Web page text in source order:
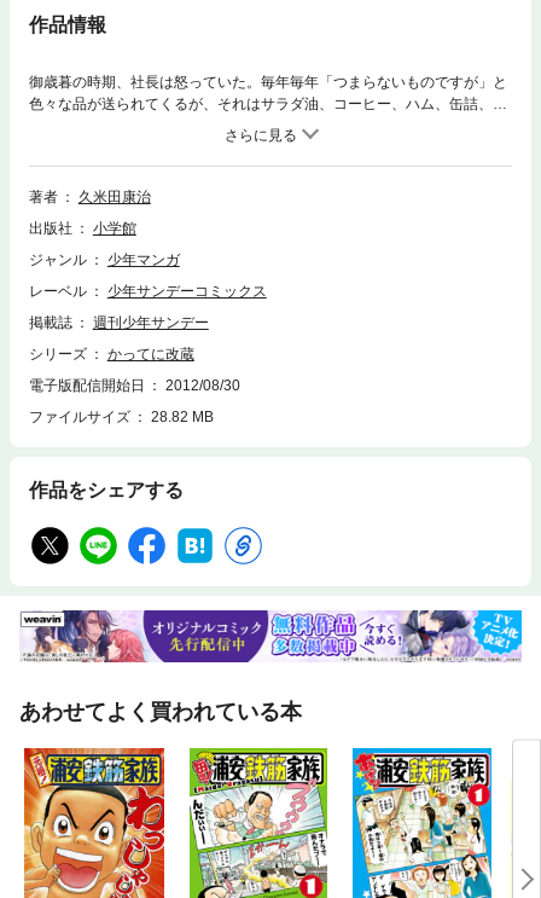
作品情報
御歳暮の時期、社長は怒っていた。毎年毎年「つまらないものですが」と
色々な品が送られてくるが、それはサラダ油、コーヒー、ハム、缶詰、ビ
ール等々、実際には使えるものばかり。本当につまらないものがほしいと
駄々をこねる社長に、すずが究極の「つまらない者」を届ける…
著者
久米田康治
出版社
小学館
ジャンル
少年マンガ
レーベル
少年サンデーコミックス
掲載誌
週刊少年サンデー
シリーズ
かってに改蔵
電子版配信開始日
2012/08/30
ファイルサイズ
28.82 MB
作品をシェアする
あわせてよく買われている本